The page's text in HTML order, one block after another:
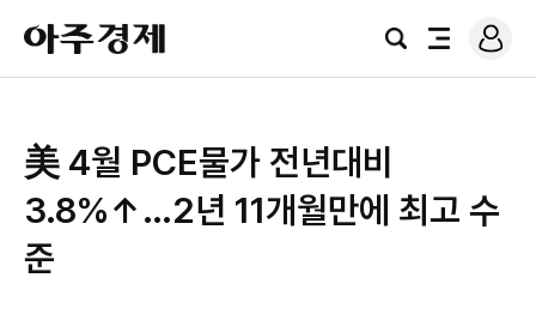
아
주
경
검
전
로
그
美 4월 PCE물가 전년대비
3.8%↑…2년 11개월만에 최고 수
준